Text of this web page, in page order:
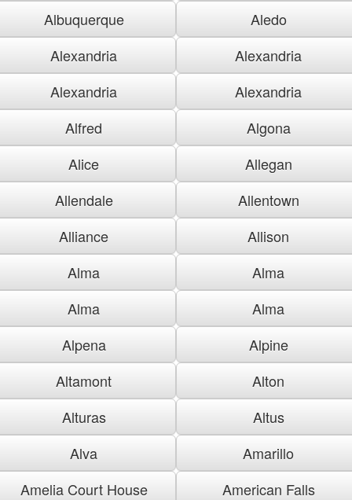
Albuquerque
Aledo
Alexandria
Alexandria
Alexandria
Alexandria
Alfred
Algona
Alice
Allegan
Allendale
Allentown
Alliance
Allison
Alma
Alma
Alma
Alma
Alpena
Alpine
Altamont
Alton
Alturas
Altus
Alva
Amarillo
Amelia Court House
American Falls